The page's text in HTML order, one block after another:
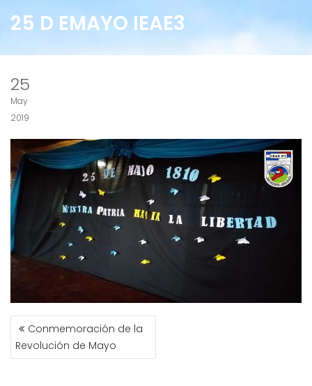
25 D EMAYO IEAE3
25
May
2019
NAVEGACIÓN
DE
ENTRADAS
Conmemoración de la
Revolución de Mayo